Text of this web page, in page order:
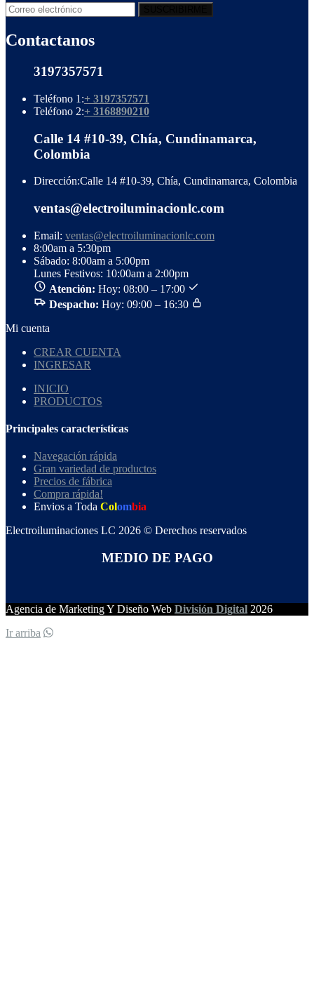
Contactanos
3197357571
Teléfono 1:+ 3197357571
Teléfono 2:+ 3168890210
Calle 14 #10-39, Chía, Cundinamarca,
Colombia
Dirección:Calle 14 #10-39, Chía, Cundinamarca, Colombia
ventas@electroiluminacionlc.com
Email: ventas@electroiluminacionlc.com
8:00am a 5:30pm
Sábado: 8:00am a 5:00pm
Lunes Festivos: 10:00am a 2:00pm
Atención: Hoy: 08:00 – 17:00
Despacho: Hoy: 09:00 – 16:30
Mi cuenta
CREAR CUENTA
INGRESAR
INICIO
PRODUCTOS
Principales características
Navegación rápida
Gran variedad de productos
Precios de fábrica
Compra rápida!
Envios a Toda Colombia
Electroiluminaciones LC 2026 © Derechos reservados
MEDIO DE PAGO
Agencia de Marketing Y Diseño Web División Digital 2026
Ir arriba